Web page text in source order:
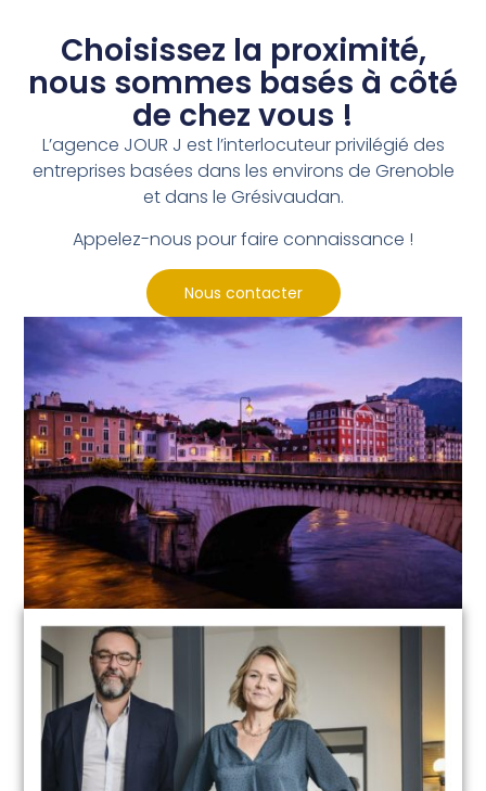
Choisissez la proximité,
nous sommes basés à côté
de chez vous !
L’agence JOUR J est l’interlocuteur privilégié des
entreprises basées dans les environs de Grenoble
et dans le Grésivaudan.
Appelez-nous pour faire connaissance !
Nous contacter